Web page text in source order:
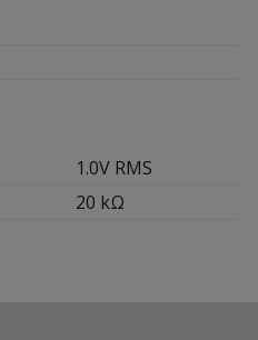
1.0V RMS
20 kΩ